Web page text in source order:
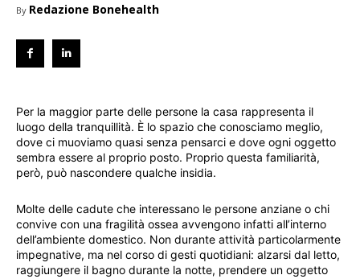
By Redazione Bonehealth
Per la maggior parte delle persone la casa rappresenta il
luogo della tranquillità. È lo spazio che conosciamo meglio,
dove ci muoviamo quasi senza pensarci e dove ogni oggetto
sembra essere al proprio posto. Proprio questa familiarità,
però, può nascondere qualche insidia.
Molte delle cadute che interessano le persone anziane o chi
convive con una fragilità ossea avvengono infatti all’interno
dell’ambiente domestico. Non durante attività particolarmente
impegnative, ma nel corso di gesti quotidiani: alzarsi dal letto,
raggiungere il bagno durante la notte, prendere un oggetto